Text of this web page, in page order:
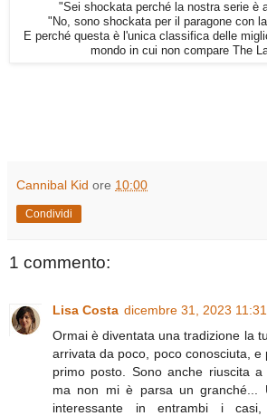
"Sei shockata perché la nostra serie è
"No, sono shockata per il paragone con
E perché questa è l'unica classifica delle
mondo in cui non compare The
Cannibal Kid ore 10:00
Condividi
1 commento:
Lisa Costa dicembre 31, 2023
Ormai è diventata una tradizione la
arrivata da poco, poco conosciuta,
primo posto. Sono anche riuscita
ma non mi è parsa un granché...
interessante in entrambi i